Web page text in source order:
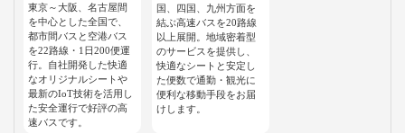
東京～大阪、名古屋間
を中心とした全国で、
都市間バスと空港バス
を22路線・1日200便運
行。自社開発した快適
なオリジナルシートや
最新のIoT技術を活用し
た安全運行で好評の高
速バスです。
国、四国、九州方面を
結ぶ高速バスを20路線
以上展開。地域密着型
のサービスを提供し、
快適なシートと安定し
た便数で通勤・観光に
便利な移動手段をお届
けします。